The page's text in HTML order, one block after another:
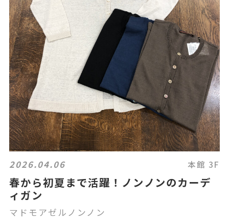
2026.04.06 本館 3F
春から初夏まで活躍！ノンノンのカーデ
ィガン
マドモアゼルノンノン